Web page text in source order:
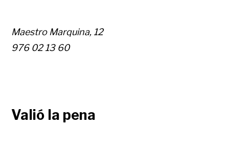
Maestro Marquina, 12
976 02 13 60
Valió la pena